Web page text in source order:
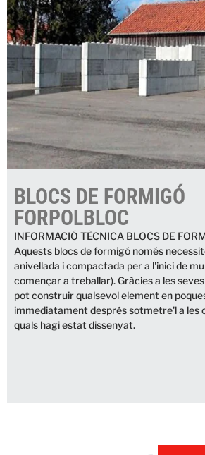
BLOCS DE FORMIGÓ
FORPOLBLOC
INFORMACIÓ TÈCNICA BLOCS DE
Aquests blocs de formigó només
anivellada i compactada per a l'inici de
començar a treballar). Gràcies a les
pot construir qualsevol element en
immediatament després sotmetre'l a les
quals hagi estat dissenyat.